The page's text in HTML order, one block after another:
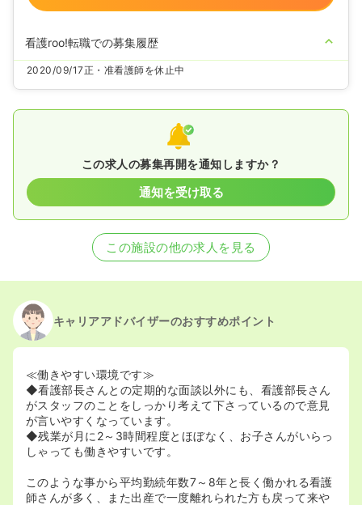
看護roo!転職での募集履歴
2020/09/17正・准看護師を休止中
この求人の募集再開を通知しますか？
通知を受け取る
この施設の他の求人を見る
キャリアアドバイザーのおすすめポイント
≪働きやすい環境です≫
◆看護部長さんとの定期的な面談以外にも、看護部長さん
がスタッフのことをしっかり考えて下さっているので意見
が言いやすくなっています。
◆残業が月に2～3時間程度とほぼなく、お子さんがいらっ
しゃっても働きやすいです。
このような事から平均勤続年数7～8年と長く働かれる看護
師さんが多く、また出産で一度離れられた方も戻って来や